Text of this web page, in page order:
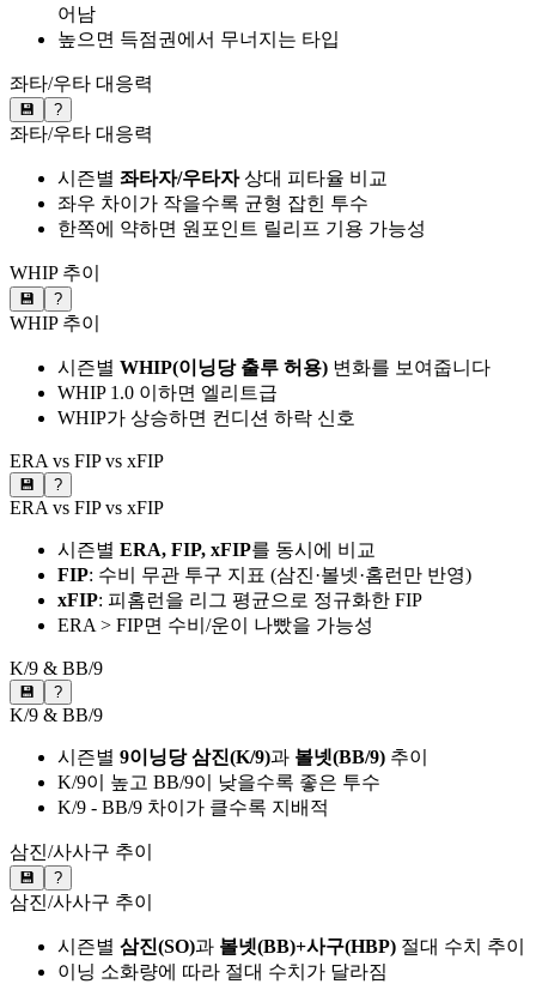
어남
높으면 득점권에서 무너지는 타입
좌타/우타 대응력
💾 ?
좌타/우타 대응력
시즌별 좌타자/우타자상대 피타율 비교
좌우 차이가 작을수록 균형 잡힌 투수
한쪽에 약하면 원포인트 릴리프 기용 가능성
WHIP 추이
💾 ?
WHIP 추이
시즌별 WHIP(이닝당 출루 허용) 변화를 보여줍니다
WHIP 1.0 이하면 엘리트급
WHIP가 상승하면 컨디션 하락 신호
ERA vs FIP vs xFIP
💾 ?
ERA vs FIP vs xFIP
시즌별 ERA, FIP, xFIP를 동시에 비교
FIP: 수비 무관 투구 지표 (삼진·볼넷·홈런만 반영)
xFIP: 피홈런을 리그 평균으로 정규화한 FIP
ERA > FIP면 수비/운이 나빴을 가능성
K/9 & BB/9
💾 ?
K/9 & BB/9
시즌별 9이닝당 삼진(K/9)과 볼넷(BB/9) 추이
K/9이 높고 BB/9이 낮을수록 좋은 투수
K/9 - BB/9 차이가 클수록 지배적
삼진/사사구 추이
💾 ?
삼진/사사구 추이
시즌별 삼진(SO)과 볼넷(BB)+사구(HBP) 절대 수치 추이
이닝 소화량에 따라 절대 수치가 달라짐